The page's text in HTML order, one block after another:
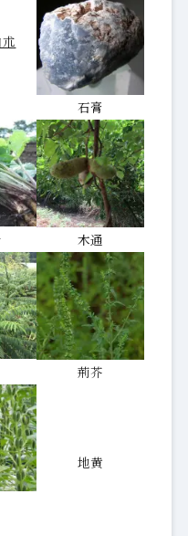
石膏
木通
荊芥
地黄